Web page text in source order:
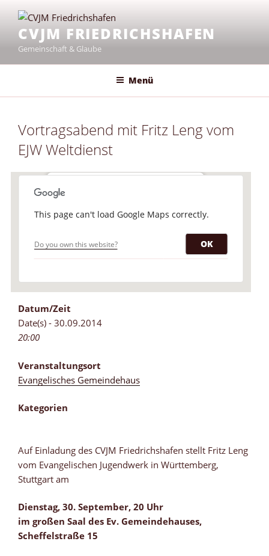
Inhalt
springenCVJM FRIEDRICHSHAFEN
Gemeinschaft & Glaube
Menü
Vortragsabend mit Fritz Leng vom
EJW Weltdienst
Evangelisches Gemeindehaus
Scheffelstr. 15 - Friedrichshafen
This page can't load Google Maps correctly.
Do you own this website? OK
Datum/Zeit
Date(s) - 30.09.2014
20:00
Veranstaltungsort
Evangelisches Gemeindehaus
Kategorien
Auf Einladung des CVJM Friedrichshafen stellt Fritz Leng
vom Evangelischen Jugendwerk in Württemberg,
Stuttgart am
Dienstag, 30. September, 20 Uhr
im großen Saal des Ev. Gemeindehauses,
Scheffelstraße 15